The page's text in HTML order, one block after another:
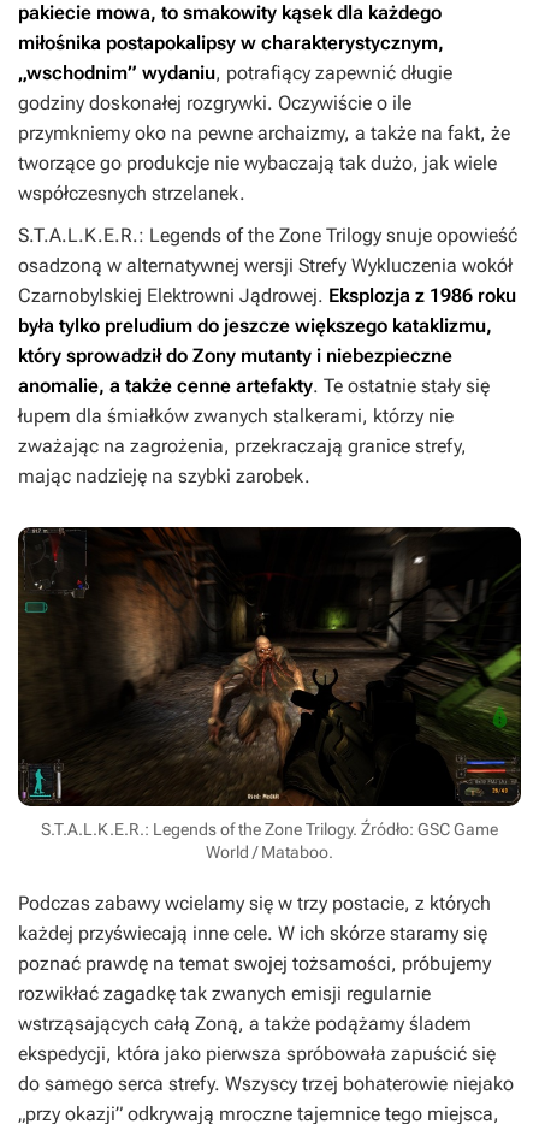
pakiecie mowa, to smakowity kąsek dla każdego
miłośnika postapokalipsy w charakterystycznym,
„wschodnim” wydaniu, potrafiący zapewnić długie
godziny doskonałej rozgrywki. Oczywiście o ile
przymkniemy oko na pewne archaizmy, a także na fakt, że
tworzące go produkcje nie wybaczają tak dużo, jak wiele
współczesnych strzelanek.
S.T.A.L.K.E.R.: Legends of the Zone Trilogy snuje opowieść
osadzoną w alternatywnej wersji Strefy Wykluczenia wokół
Czarnobylskiej Elektrowni Jądrowej. Eksplozja z 1986 roku
była tylko preludium do jeszcze większego kataklizmu,
który sprowadził do Zony mutanty i niebezpieczne
anomalie, a także cenne artefakty. Te ostatnie stały się
łupem dla śmiałków zwanych stalkerami, którzy nie
zważając na zagrożenia, przekraczają granice strefy,
mając nadzieję na szybki zarobek.
S.T.A.L.K.E.R.: Legends of the Zone Trilogy. Źródło: GSC Game
World / Mataboo.
Podczas zabawy wcielamy się w trzy postacie, z których
każdej przyświecają inne cele. W ich skórze staramy się
poznać prawdę na temat swojej tożsamości, próbujemy
rozwikłać zagadkę tak zwanych emisji regularnie
wstrząsających całą Zoną, a także podążamy śladem
ekspedycji, która jako pierwsza spróbowała zapuścić się
do samego serca strefy. Wszyscy trzej bohaterowie niejako
„przy okazji” odkrywają mroczne tajemnice tego miejsca,